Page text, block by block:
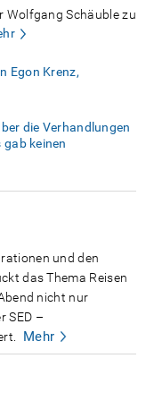
Wolfgang Schäuble zu
Egon Krenz,
die Verhandlungen
gab keinen
und den
das Thema Reisen
nicht nur
SED –
Mehr